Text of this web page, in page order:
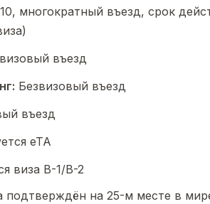
многократный въезд, срок
въезд
Безвизовый въезд
въезд
eTA
виза B-1/B-2
подтверждён на 25-м месте в